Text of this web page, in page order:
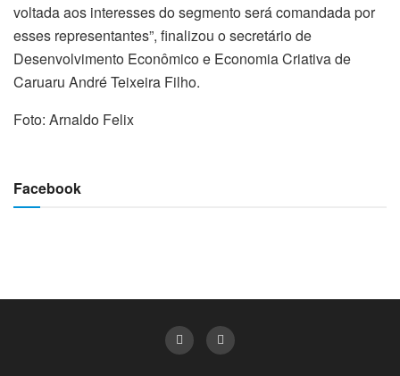
voltada aos interesses do segmento será comandada por
esses representantes”, finalizou o secretário de
Desenvolvimento Econômico e Economia Criativa de
Caruaru André Teixeira Filho.
Foto: Arnaldo Felix
Facebook